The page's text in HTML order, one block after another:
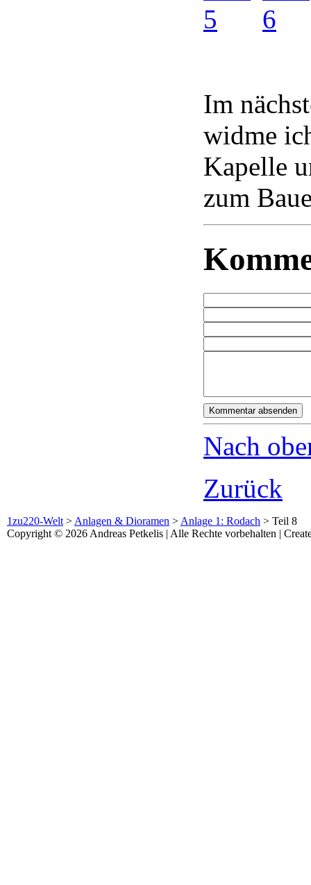
Im
widme
Kapelle
zum
Nach
Zurück
1zu220-Welt > Anlagen & Dioramen > Anlage 1: Rodach > Teil 8
Copyright © 2026 Andreas Petkelis | Alle Rechte vorbehalten |